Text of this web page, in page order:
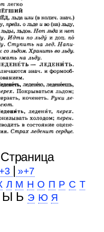
| »+7
Л М Н О П Р С Т
Ь Э Ю Я